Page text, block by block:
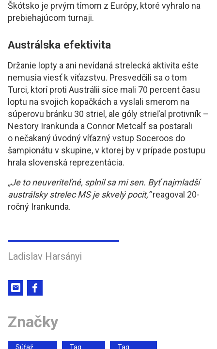
Škótsko je prvým tímom z Európy, ktoré vyhralo na
prebiehajúcom turnaji.
Austrálska efektivita
Držanie lopty a ani nevídaná strelecká aktivita ešte
nemusia viesť k víťazstvu. Presvedčili sa o tom
Turci, ktorí proti Austrálii síce mali 70 percent času
loptu na svojich kopačkách a vyslali smerom na
súperovu bránku 30 striel, ale góly strieľal protivník –
Nestory Irankunda a Connor Metcalf sa postarali
o nečakaný úvodný víťazný vstup Soceroos do
šampionátu v skupine, v ktorej by v prípade postupu
hrala slovenská reprezentácia.
„Je to neuveriteľné, splnil sa mi sen. Byť najmladší
austrálsky strelec MS je skvelý pocit,“reagoval 20-
ročný Irankunda.
Ladislav Harsányi
Značky
Súťaž Tag Tag